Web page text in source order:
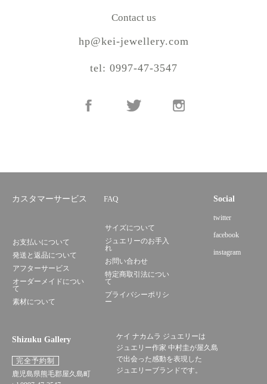
Contact us
hp@kei-jewellery.com
tel: 0997-47-3547
カスタマーサービス FAQ
お支払いについて
発送と返品について
アフターサービス
オーダーメイドについ
て
素材について
サイズについて
ジュエリーのお手入
れ
お問い合わせ
特定商取引法につい
て
プライバシーポリシ
ー
Social
twitter
facebook
instagram
Shizuku Gallery
完全予約制
鹿児島県熊毛郡屋久島町
ケイ ナカムラ ジュエリーは
ジュエリー作家 中村圭が屋久島
で出会った感動を表現した
ジュエリーブランドです。